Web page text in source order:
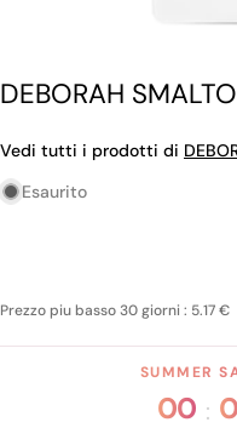
DEBORAH
Vedi tutti i prodotti di
Esaurito
Prezzo piu basso 30 giorni : 5.17 €
SUMMER
00 :